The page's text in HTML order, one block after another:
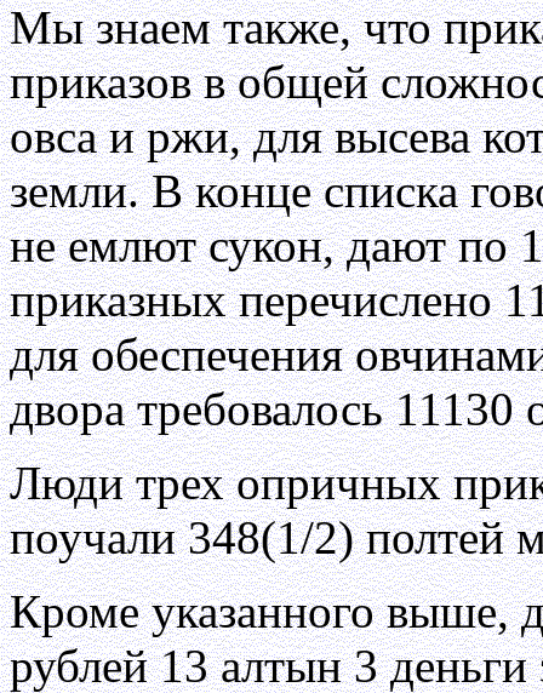
Мы знаем также, что
приказов в общей
овса и ржи, для высева
земли. В конце списка
не емлют сукон, дают по
приказных перечислено
для обеспечения
двора требовалось 11130
Люди трех опричных
поучали 348(1/2) полтей
Кроме указанного выше,
рублей 13 алтын 3